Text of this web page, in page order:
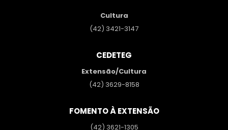
Cultura
(42) 3421-3147
CEDETEG
Extensão/Cultura
(42) 3629-8158
FOMENTO À EXTENSÃO
(42) 3621-1305